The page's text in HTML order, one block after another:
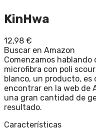
KinHwa
12,98 €
Buscar en Amazon
Comenzamos
microfibra con poli
blanco, un producto, es
encontrar en la web de
una gran cantidad de
resultado.
Características